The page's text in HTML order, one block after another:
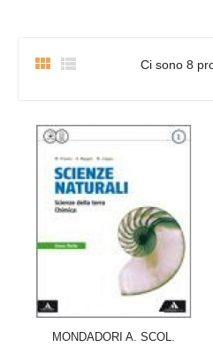
  Ci sono 8
MONDADORI A. SCOL.